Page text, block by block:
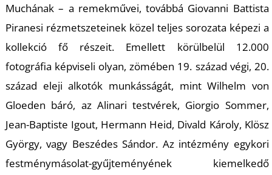
Muchának – a remekművei, továbbá Giovanni Battista
Piranesi rézmetszeteinek közel teljessorozata képezi a
kollekció fő részeit. Emellett körülbelül 12.000
fotográfia képviseli olyan, zömében 19. század végi, 20.
század elejialkotók munkásságát, mint Wilhelm von
Gloeden báró, az Alinari testvérek, Giorgio Sommer,
Jean-Baptiste Igout, Hermann Heid, Divald Károly, Klösz
György, vagy Beszédes Sándor. Az intézmény egykori
festménymásolat-gyűjteményének kiemelkedő